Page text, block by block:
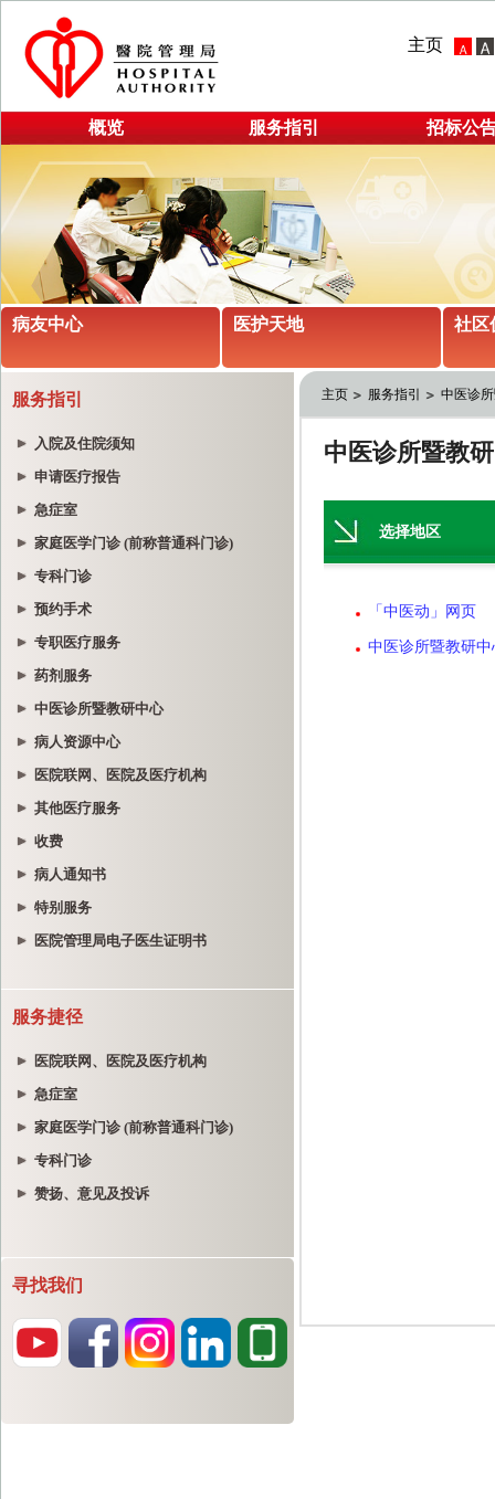
主页
概览 服务指引 招标公
病友中心 医护天地 社区
服务指引
入院及住院须知
申请医疗报告
急症室
家庭医学门诊 (前称普通科门诊)
专科门诊
预约手术
专职医疗服务
药剂服务
中医诊所暨教研中心
病人资源中心
医院联网、医院及医疗机构
其他医疗服务
收费
病人通知书
特别服务
医院管理局电子医生证明书
服务捷径
医院联网、医院及医疗机构
急症室
家庭医学门诊 (前称普通科门诊)
专科门诊
赞扬、意见及投诉
寻找我们
主页 服务指引 中医诊